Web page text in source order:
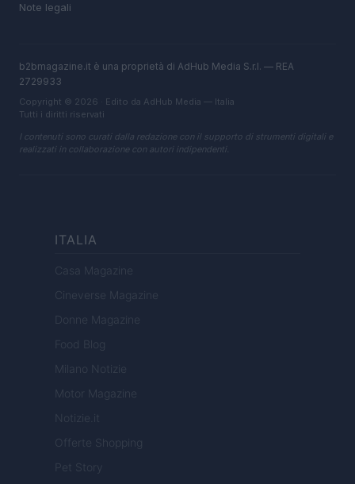
Note legali
b2bmagazine.it è una proprietà di AdHub Media S.r.l. — REA
2729933
Copyright © 2026 · Edito da AdHub Media — Italia
Tutti i diritti riservati
I contenuti sono curati dalla redazione con il supporto di strumenti digitali e
realizzati in collaborazione con autori indipendenti.
ITALIA
Casa Magazine
Cineverse Magazine
Donne Magazine
Food Blog
Milano Notizie
Motor Magazine
Notizie.it
Offerte Shopping
Pet Story